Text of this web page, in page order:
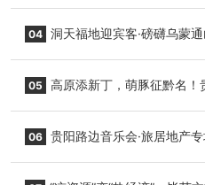
04 洞天福地迎宾客·磅礴乌蒙
05 高原添新丁，萌豚征黔名！
06 贵阳路边音乐会·旅居地产